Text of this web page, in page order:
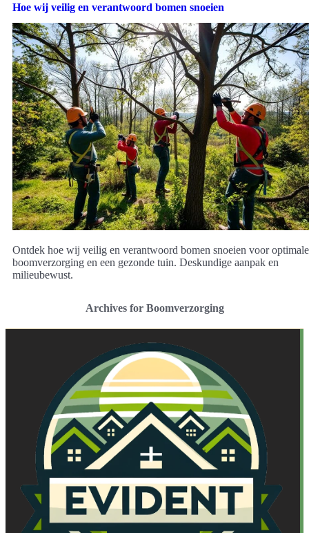
Hoe wij veilig en verantwoord bomen snoeien
Ontdek hoe wij veilig en verantwoord bomen snoeien voor optimale
boomverzorging en een gezonde tuin. Deskundige aanpak en
milieubewust.
Archives for Boomverzorging